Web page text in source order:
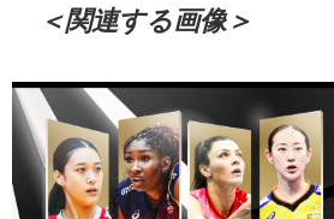
＜関連する画像＞